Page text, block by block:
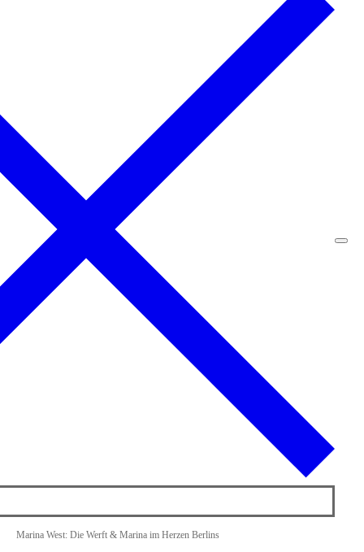
Marina West: Die Werft & Marina im Herzen Berlins